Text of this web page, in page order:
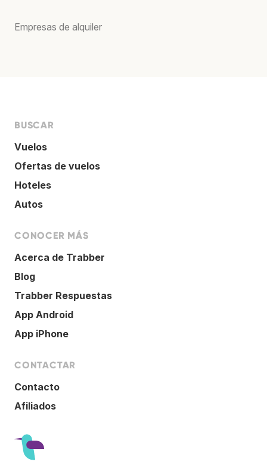
Empresas de alquiler
BUSCAR
Vuelos
Ofertas de vuelos
Hoteles
Autos
CONOCER MÁS
Acerca de Trabber
Blog
Trabber Respuestas
App Android
App iPhone
CONTACTAR
Contacto
Afiliados